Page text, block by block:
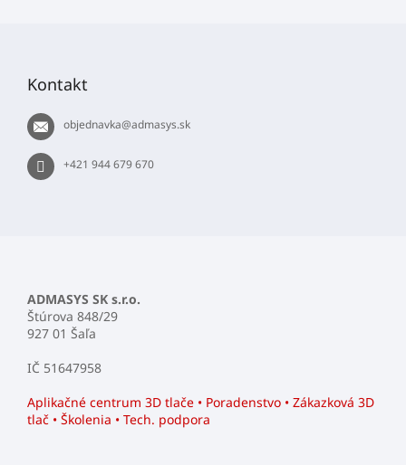
Kontakt
objednavka@admasys.sk
+421 944 679 670
ADMASYS SK s.r.o.
Štúrova 848/29
927 01 Šaľa
IČ 51647958
Aplikačné centrum 3D tlače • Poradenstvo • Zákazková 3D
tlač • Školenia • Tech. podpora